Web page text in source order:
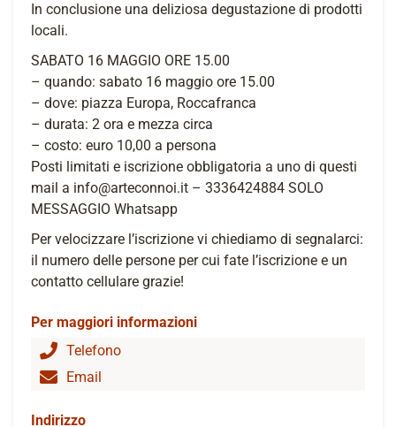
In conclusione una deliziosa degustazione di prodotti
locali.
SABATO 16 MAGGIO ORE 15.00
– quando: sabato 16 maggio ore 15.00
– dove: piazza Europa, Roccafranca
– durata: 2 ora e mezza circa
– costo: euro 10,00 a persona
Posti limitati e iscrizione obbligatoria a uno di questi
mail a info@arteconnoi.it – 3336424884 SOLO
MESSAGGIO Whatsapp
Per velocizzare l’iscrizione vi chiediamo di segnalarci:
il numero delle persone per cui fate l’iscrizione e un
contatto cellulare grazie!
Per maggiori informazioni
Telefono
Email
Indirizzo